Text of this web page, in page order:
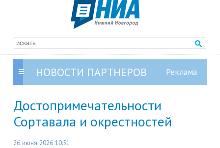
НОВОСТИ ПАРТНЕРОВ
Достопримечательности
Сортавала и окрестностей
26 июня 2026 10:51